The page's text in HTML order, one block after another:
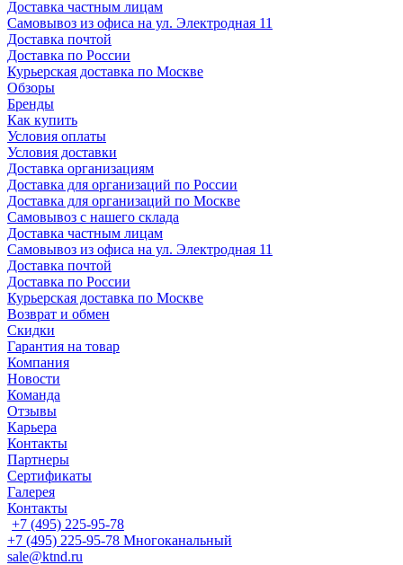
Доставка частным лицам
Самовывоз из офиса на ул. Электродная 11
Доставка почтой
Доставка по России
Курьерская доставка по Москве
Обзоры
Бренды
Как купить
Условия оплаты
Условия доставки
Доставка организациям
Доставка для организаций по России
Доставка для организаций по Москве
Самовывоз с нашего склада
Доставка частным лицам
Самовывоз из офиса на ул. Электродная 11
Доставка почтой
Доставка по России
Курьерская доставка по Москве
Возврат и обмен
Скидки
Гарантия на товар
Компания
Новости
Команда
Отзывы
Карьера
Контакты
Партнеры
Сертификаты
Галерея
Контакты
+7 (495) 225-95-78
+7 (495) 225-95-78 Многоканальный
sale@ktnd.ru